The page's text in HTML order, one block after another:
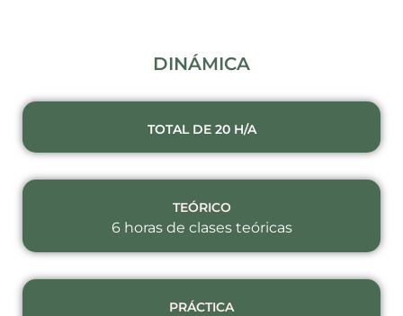
DINÁMICA
TOTAL DE 20 H/A
TEÓRICO
6 horas de clases teóricas
PRÁCTICA